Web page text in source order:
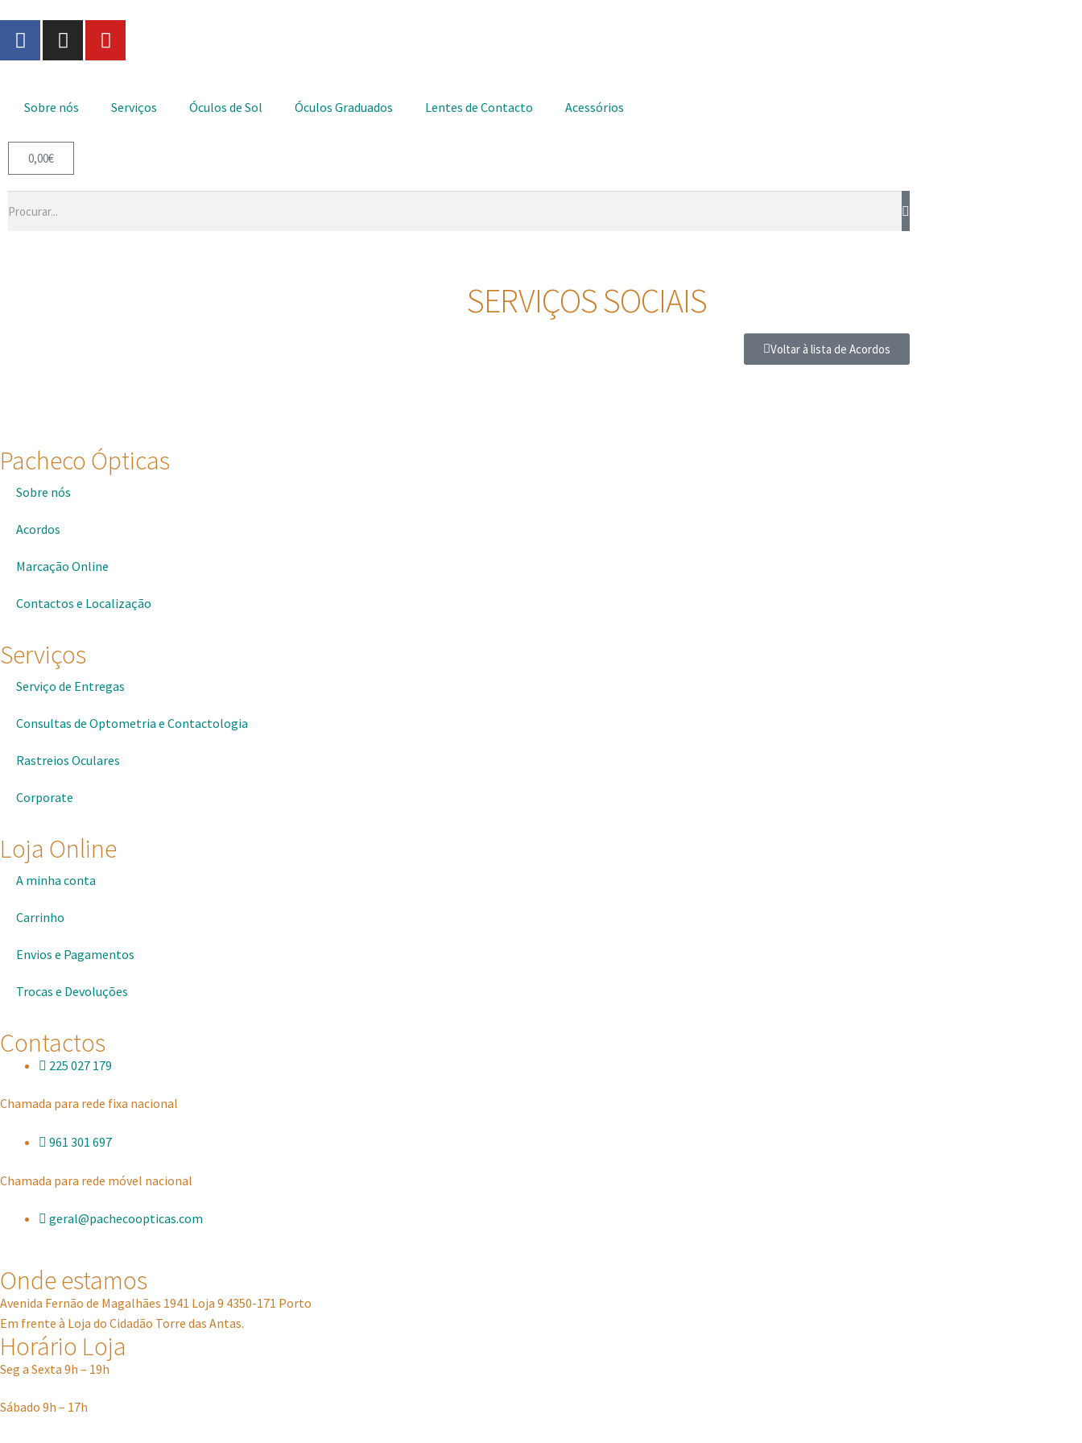
Sobre nós Serviços Óculos de Sol Óculos Graduados Lentes de Contacto Acessórios
0,00€
SERVIÇOS SOCIAIS
Voltar à lista de Acordos
Pacheco Ópticas
Sobre nós
Acordos
Marcação Online
Contactos e Localização
Serviços
Serviço de Entregas
Consultas de Optometria e Contactologia​
Rastreios Oculares
Corporate
Loja Online
A minha conta
Carrinho
Envios e Pagamentos
Trocas e Devoluções
Contactos
225 027 179
Chamada para rede fixa nacional
961 301 697
Chamada para rede móvel nacional
geral@pachecoopticas.com
Onde estamos
Avenida Fernão de Magalhães 1941 Loja 9 4350-171 Porto
Em frente à Loja do Cidadão Torre das Antas.
Horário Loja
Seg a Sexta 9h – 19h
Sábado 9h – 17h